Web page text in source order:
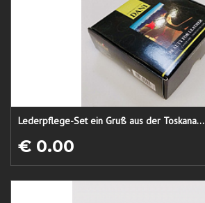
Lederpflege-Set ein Gruß aus der Toskana...
€ 0.00